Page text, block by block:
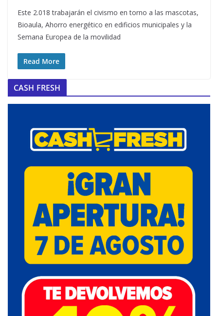
Este 2.018 trabajarán el civismo en torno a las mascotas,
Bioaula, Ahorro energético en edificios municipales y la
Semana Europea de la movilidad
Read More
CASH FRESH